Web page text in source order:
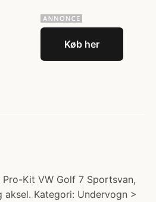
Køb her
Kit VW Golf 7 Sportsvan,
aksel. Kategori: Undervogn >